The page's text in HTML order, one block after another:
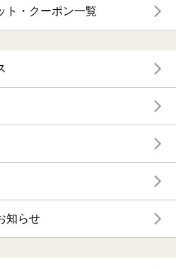
ト・クーポン一覧
知らせ